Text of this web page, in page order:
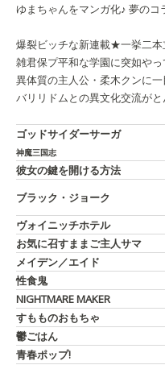
ゆまちゃんをマンガ化♪ 夢のコ
爆裂ビッチな新連載★一挙二本
雑君保プ平和な学園に突如や
異体質の主人公・柔木クンに
バリリドムとの異文化交流が
ゴッドサイダーサーガ
神魔三国志
彼女の鍵を開ける方法
ブラック・ジョーク
ヴォイニッチホテル
お気に召すままご主人サマ
メイデン／エイド
性食鬼
NIGHTMARE MAKER
すもものおもちゃ
鬱ごはん
青春ポップ!